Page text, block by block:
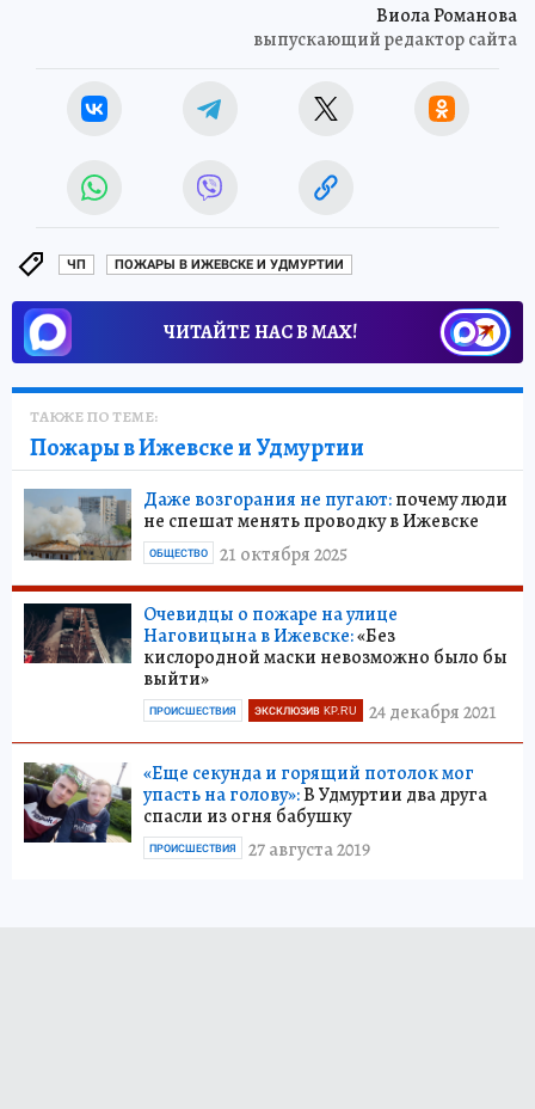
Виола Романова
выпускающий редактор сайта
ЧП ПОЖАРЫ В ИЖЕВСКЕ И УДМУРТИИ
ЧИТАЙТЕ НАС В МАХ!
ТАКЖЕ ПО ТЕМЕ:
Пожары в Ижевске и Удмуртии
Даже возгорания не пугают:почему люди
не спешат менять проводку в Ижевске
21 октября 2025
ОБЩЕСТВО
Очевидцы о пожаре на улице
Наговицына в Ижевске:«Без
кислородной маски невозможно было бы
выйти»
24 декабря 2021
ПРОИСШЕСТВИЯ ЭКСКЛЮЗИВ KP.RU
«Еще секунда и горящий потолок мог
упасть на голову»:В Удмуртии два друга
спасли из огня бабушку
27 августа 2019
ПРОИСШЕСТВИЯ